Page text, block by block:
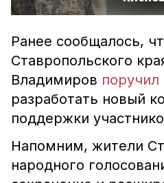
Ранее сообщалось,
Ставропольского
Владимиров поручил
разработать новый
поддержки
Напомним, жители
народного